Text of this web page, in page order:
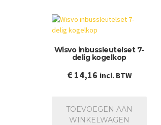
Wisvo inbussleutelset 7-
delig kogelkop
€14,16 incl. BTW
TOEVOEGEN AAN
WINKELWAGEN